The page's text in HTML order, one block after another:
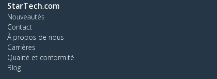
StarTech.com
Nouveautés
Contact
À propos de nous
Carrières
Qualité et conformité
Blog